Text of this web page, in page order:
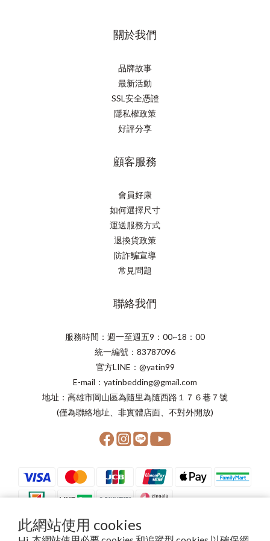
此網站使用 cookies
關於我們
品牌故事
最新活動
SSL安全憑證
隱私權政策
好評分享
顧客服務
會員好康
如何選擇尺寸
運送服務方式
退換貨政策
防詐騙宣導
常見問題
聯絡我們
服務時間：週一至週五9：00~18：00
統一編號：83787096
官方LINE：@yatin99
E-mail：yatinbedding@gmail.com
地址：高雄市岡山區為隨里為隨西路１７６巷７號
(僅為聯絡地址、非實體店面、不對外開放)